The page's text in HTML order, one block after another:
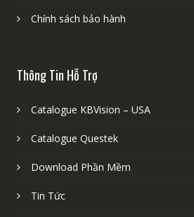
Chính sách bảo hành
Thông Tin Hỗ Trợ
Catalogue KBVision – USA
Catalogue Questek
Download Phần Mềm
Tin Tức